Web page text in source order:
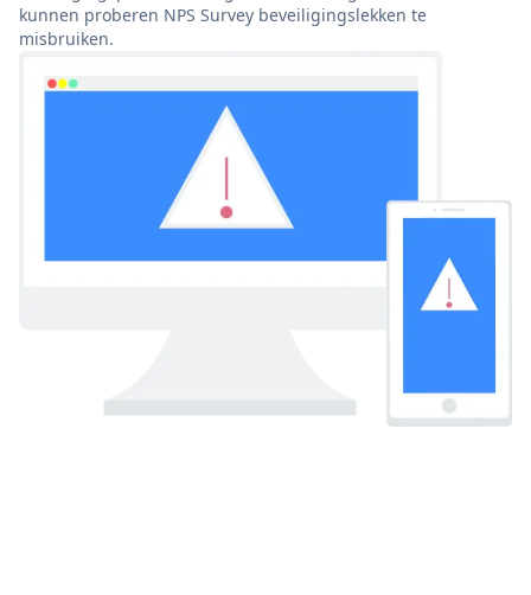
kunnen proberen NPS Survey beveiligingslekken te
misbruiken.